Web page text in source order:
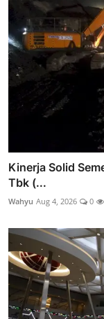
Kinerja Solid
Tbk (...
Wahyu Aug 4, 2026 0